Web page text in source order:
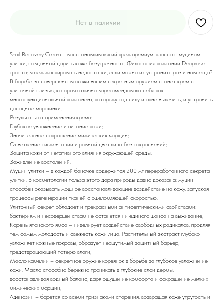
Нет в наличии
Snail Recovery Cream – восстанавливающий крем премиум-класса с муцином
улитки, созданный дарить коже безупречность. Философия компании Deoprose
проста: зачем маскировать недостатки, если можно их устранить раз и навсегда?
В борьбе за совершенство кожи вашим секретным оружием станет крем с
улиточной слизью, которая отлично зарекомендовала себя как
многофункциональный компонент, которому под силу и акне вылечить, и устранить
досадные морщинки.
Результаты от применения крема:
Глубокое увлажнение и питание кожи;
Значительное сокращение мимических морщин;
Осветление пигментации и ровный цвет лица без покраснений;
Защита кожи от негативного влияния окружающей среды;
Заживление воспалений.
Муцин улитки – в каждой баночке содержится 200 мг переработанного секрета
улитки. В косметологии польза этого дара природы давно доказана: муцин
способен оказывать мощное восстанавливающее воздействие на кожу, запуская
процессы регенерации тканей с ошеломляющей скоростью.
Улиточный секрет обладает и прекрасными антисептическими свойствами:
бактериям и несовершенствам не останется ни единого шанса на выживание;
Корень японского ямса – нивелирует воздействие свободных радикалов, продляя
тем самым молодость и свежесть кожи лица. Растительный экстракт глубоко
увлажняет кожные покровы, образует неощутимый защитный барьер,
предотвращающий потерю влаги;
Масло камелии – секретное оружие кореянок в борьбе за глубокое увлажнение
кожи. Масло способно бережно проникать в глубокие слои дермы,
восстанавливая водный баланс, даря ощущение комфорта и сокращение мелких
мимических морщин;
Аденозин – борется со всеми признаками старения, возвращая коже упругость и